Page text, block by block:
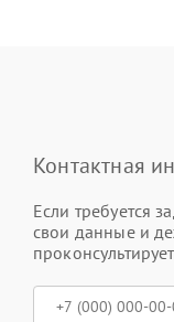
Контактная
Если требуется
свои данные и